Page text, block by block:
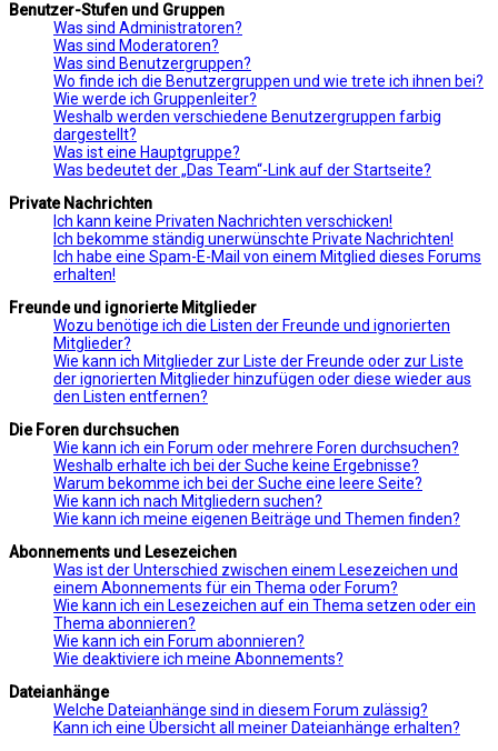
Benutzer-Stufen und Gruppen
Was sind Administratoren?
Was sind Moderatoren?
Was sind Benutzergruppen?
Wo finde ich die Benutzergruppen und wie trete ich ihnen bei?
Wie werde ich Gruppenleiter?
Weshalb werden verschiedene Benutzergruppen farbig
dargestellt?
Was ist eine Hauptgruppe?
Was bedeutet der „Das Team“-Link auf der Startseite?
Private Nachrichten
Ich kann keine Privaten Nachrichten verschicken!
Ich bekomme ständig unerwünschte Private Nachrichten!
Ich habe eine Spam-E-Mail von einem Mitglied dieses Forums
erhalten!
Freunde und ignorierte Mitglieder
Wozu benötige ich die Listen der Freunde und ignorierten
Mitglieder?
Wie kann ich Mitglieder zur Liste der Freunde oder zur Liste
der ignorierten Mitglieder hinzufügen oder diese wieder aus
den Listen entfernen?
Die Foren durchsuchen
Wie kann ich ein Forum oder mehrere Foren durchsuchen?
Weshalb erhalte ich bei der Suche keine Ergebnisse?
Warum bekomme ich bei der Suche eine leere Seite?
Wie kann ich nach Mitgliedern suchen?
Wie kann ich meine eigenen Beiträge und Themen finden?
Abonnements und Lesezeichen
Was ist der Unterschied zwischen einem Lesezeichen und
einem Abonnements für ein Thema oder Forum?
Wie kann ich ein Lesezeichen auf ein Thema setzen oder ein
Thema abonnieren?
Wie kann ich ein Forum abonnieren?
Wie deaktiviere ich meine Abonnements?
Dateianhänge
Welche Dateianhänge sind in diesem Forum zulässig?
Kann ich eine Übersicht all meiner Dateianhänge erhalten?